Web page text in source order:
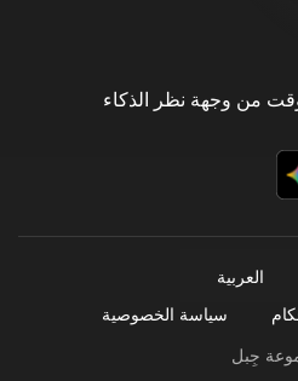
من وجهة نظر الذكاء
العربية
سياسة الخصوصية